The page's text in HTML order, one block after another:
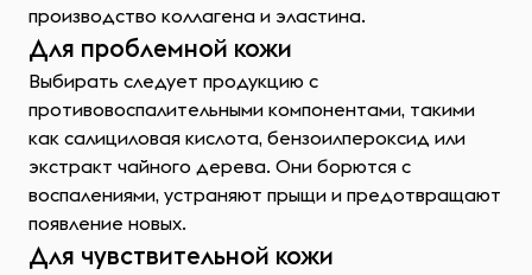
производство коллагена и эластина.
Для проблемной кожи
Выбирать следует продукцию с
противовоспалительными компонентами, такими
как салициловая кислота, бензоилпероксид или
экстракт чайного дерева. Они борются с
воспалениями, устраняют прыщи и предотвращают
появление новых.
Для чувствительной кожи